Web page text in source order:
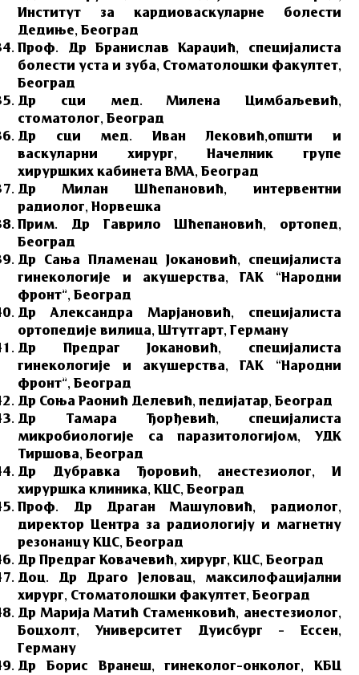
Институт за кардиоваскуларне болести
Дедиње, Београд
Проф. Др Бранислав Караџић, специјалиста
болести уста и зуба, Стоматолошки факултет,
Београд
Др сци мед. Милена Цимбаљевић,
стоматолог, Београд
Др сци мед. Иван Лековић,општи и
васкуларни хирург, Начелник групе
хируршких кабинета ВМА, Београд
Др Милан Шћепановић, интервентни
радиолог, Норвешка
Прим. Др Гаврило Шћепановић, ортопед,
Београд
Др Сања Пламенац Јокановић, специјалиста
гинекологије и акушерства, ГАК “Народни
фронт”, Београд
Др Александра Марјановић, специјалиста
ортопедије вилица, Штутгарт, Германy
Др Предраг Јокановић, специјалиста
гинекологије и акушерства, ГАК “Народни
фронт”, Београд
Др Соња Раонић Делевић, педијатар, Београд
Др Тамара Ђорђевић, специјалиста
микробиологије са паразитологијом, УДК
Тиршова, Београд
Др Дубравка Ђоровић, анестезиолог, И
хируршка клиника, КЦС, Београд
Проф. Др Драган Машуловић, радиолог,
директор Центра за радиологију и магнетну
резонанцу КЦС, Београд
Др Предраг Ковачевић, хирург, КЦС, Београд
Доц. Др Драго Јеловац, максилофацијални
хирург, Стоматолошки факултет, Београд
Др Марија Матић Стаменковић, анестезиолог,
Боцхолт, Университет Дуисбург – Ессен,
Германy
Др Борис Вранеш, гинеколог–онколог, КБЦ